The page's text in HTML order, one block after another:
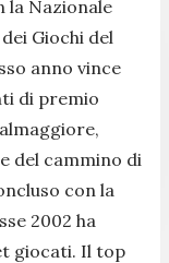
la Nazionale
Giochi del
anno vince
di premio
del cammino di
con la
2002 ha
giocati. Il top